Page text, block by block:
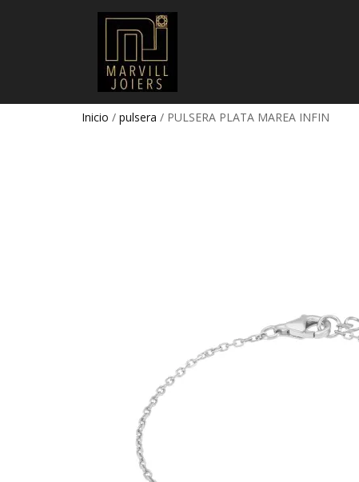
Inicio / pulsera / PULSERA PLATA MAREA INFIN